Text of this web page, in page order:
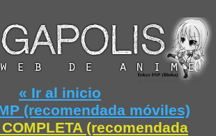
« Ir al inicio
(recomendada móviles)
(recomendada